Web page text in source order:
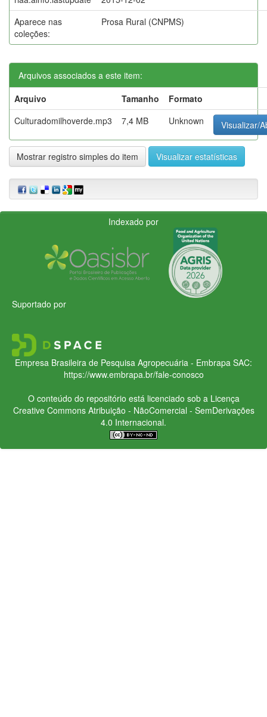
Aparece nas
coleções:
Prosa Rural (CNPMS)
Arquivos associados a este item:
Arquivo
Tamanho
Formato
Culturadomilhoverde.mp3
7,4 MB Unknown Visualizar/
Mostrar registro simples do item Visualizar estatísticas
Indexado por
Suportado por
Empresa Brasileira de Pesquisa Agropecuária - Embrapa SAC:
https://www.embrapa.br/fale-conosco
O conteúdo do repositório está licenciado sob a Licença
Creative CommonsAtribuição - NãoComercial - SemDerivações
4.0 Internacional.